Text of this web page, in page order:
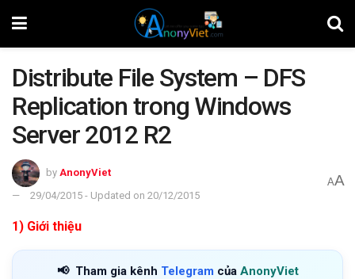
Distribute File System – DFS
Replication trong Windows
Server 2012 R2
by AnonyViet
29/04/2015 - Updated on 20/12/2015
AA
1) Giới thiệu
📢 Tham gia kênh Telegram của AnonyViet